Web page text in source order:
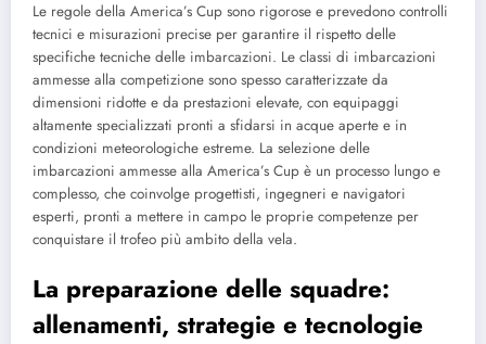
Le regole della America’s Cup sono rigorose e prevedono controlli
tecnici e misurazioni precise per garantire il rispetto delle
specifiche tecniche delle imbarcazioni. Le classi di imbarcazioni
ammesse alla competizione sono spesso caratterizzate da
dimensioni ridotte e da prestazioni elevate, con equipaggi
altamente specializzati pronti a sfidarsi in acque aperte e in
condizioni meteorologiche estreme. La selezione delle
imbarcazioni ammesse alla America’s Cup è un processo lungo e
complesso, che coinvolge progettisti, ingegneri e navigatori
esperti, pronti a mettere in campo le proprie competenze per
conquistare il trofeo più ambito della vela.
La preparazione delle squadre:
allenamenti, strategie e tecnologie